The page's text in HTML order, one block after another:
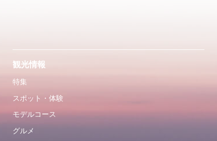
観光情報
特集
スポット・体験
モデルコース
グルメ